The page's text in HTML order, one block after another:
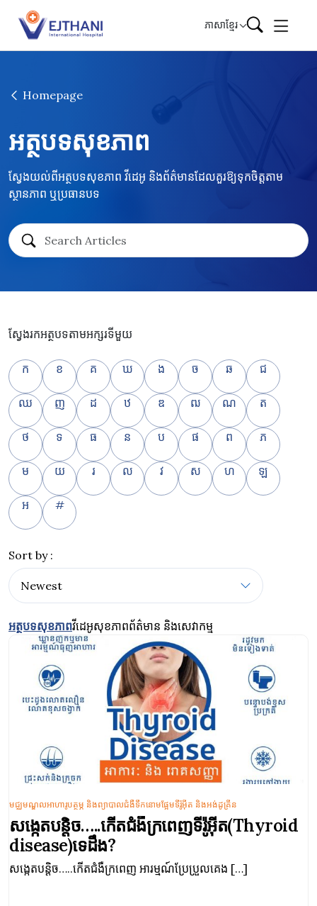
Skip to content
ភាសាខ្មែរ
Homepage
អត្ថបទសុខភាព
ស្វែងយល់ពីអត្ថបទសុខភាព វីដេអូ និងព័ត៌មានដែលគួរឱ្យទុកចិត្តតាម
ស្ថានភាព ឬប្រធានបទ
ស្វែងរកអត្ថបទតាមអក្សរទីមួយ
ក ខ គ ឃ ង ច ឆ ជ
ឈ ញ ដ ឋ ឌ ឍ ណ ត
ថ ទ ធ ន ប ផ ព ភ
ម យ រ ល វ ស ហ ឡ
អ #
Sort by :
អត្ថបទសុខភាពវីដេអូសុខភាពព័ត៌មាន និងសេវាកម្ម
សង្កេតបន្តិច…..កើតជំងឺក្រពេញទីរ៉ូអ៊ីត(Thyroid
disease)ទេដឹង?
សង្កេតបន្តិច…..កើតជំងឺក្រពេញ អារម្មណ៍ប្រែប្រួលគេង […]
មជ្ឈមណ្ឌលអាហារូបត្ថម្ភ និងព្យាបាលជំងឺទឹកនោមផ្អែមទីរ៉ូអ៊ីត និងអង់ដូគ្រីន